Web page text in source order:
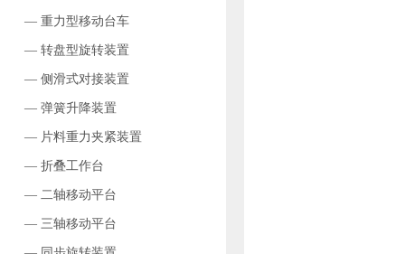
— 重力型移动台车
— 转盘型旋转装置
— 侧滑式对接装置
— 弹簧升降装置
— 片料重力夹紧装置
— 折叠工作台
— 二轴移动平台
— 三轴移动平台